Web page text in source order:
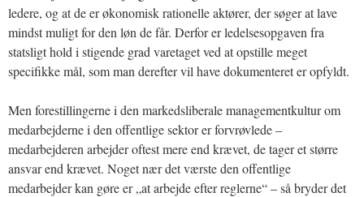
ledere, og at de er økonomisk rationelle aktører, der søger at lave
mindst muligt for den løn de får. Derfor er ledelsesopgaven fra
statsligt hold i stigende grad varetaget ved at opstille meget
specifikke mål, som man derefter vil have dokumenteret er opfyldt.
Men forestillingerne i den markedsliberale managementkultur om
medarbejderne i den offentlige sektor er forvrøvlede –
medarbejderen arbejder oftest mere end krævet, de tager et større
ansvar end krævet. Noget nær det værste den offentlige
medarbejder kan gøre er „at arbejde efter reglerne“ – så bryder det